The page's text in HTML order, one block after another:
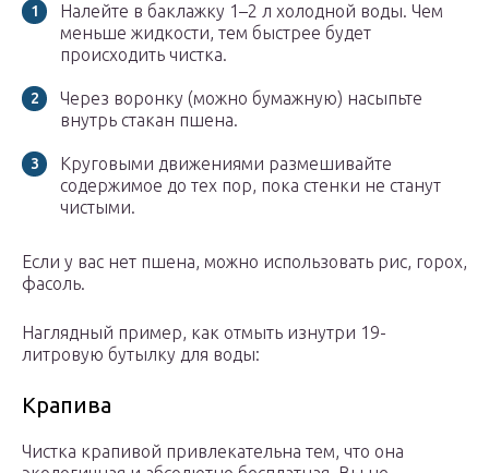
Налейте в баклажку 1–2 л холодной воды. Чем
меньше жидкости, тем быстрее будет
происходить чистка.
Через воронку (можно бумажную) насыпьте
внутрь стакан пшена.
Круговыми движениями размешивайте
содержимое до тех пор, пока стенки не станут
чистыми.
Если у вас нет пшена, можно использовать рис, горох,
фасоль.
Наглядный пример, как отмыть изнутри 19-
литровую бутылку для воды:
Крапива
Чистка крапивой привлекательна тем, что она